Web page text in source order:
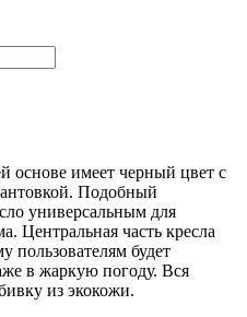
основе имеет черный цвет с
Подобный
универсальным для
Центральная часть кресла
пользователям будет
в жаркую погоду. Вся
из экокожи.